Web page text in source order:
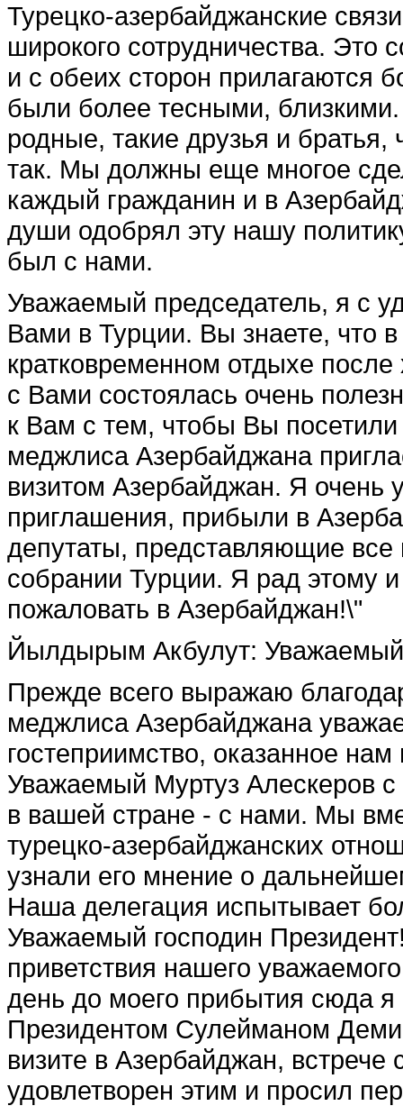
Турецко-азербайджанские
широкого сотрудничества. Это
и с обеих сторон прилагаются
были более тесными,
родные, такие друзья и
так. Мы должны еще многое
каждый гражданин и в
души одобрял эту нашу
был с нами.
Уважаемый председатель, я с
Вами в Турции. Вы знаете, что
кратковременном отдыхе
с Вами состоялась очень
к Вам с тем, чтобы Вы
меджлиса Азербайджана
визитом Азербайджан. Я очень
приглашения, прибыли в
депутаты, представляющие
собрании Турции. Я рад этому
пожаловать в Азербайджан!\"
Йылдырым Акбулут:
Прежде всего выражаю
меджлиса Азербайджана
гостеприимство, оказанное
Уважаемый Муртуз Алескеров
в вашей стране - с нами. Мы
турецко-азербайджанских
узнали его мнение о
Наша делегация испытывает
Уважаемый господин
приветствия нашего
день до моего прибытия сюда я
Президентом Сулейманом
визите в Азербайджан,
удовлетворен этим и просил